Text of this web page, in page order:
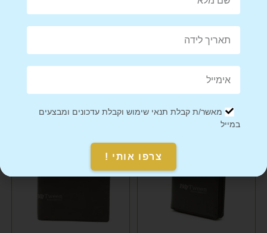
Pin This Product
מוצרים קשורים
מאשר/ת קבלת תנאי שימוש וקבלת עדכונים ומבצעים
במייל
צרפו אותי !